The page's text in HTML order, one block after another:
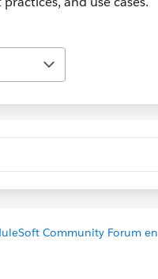
Community Forum en